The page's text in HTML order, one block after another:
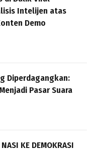
Intelijen atas
Demo
Diperdagangkan:
Pasar Suara
KE DEMOKRASI